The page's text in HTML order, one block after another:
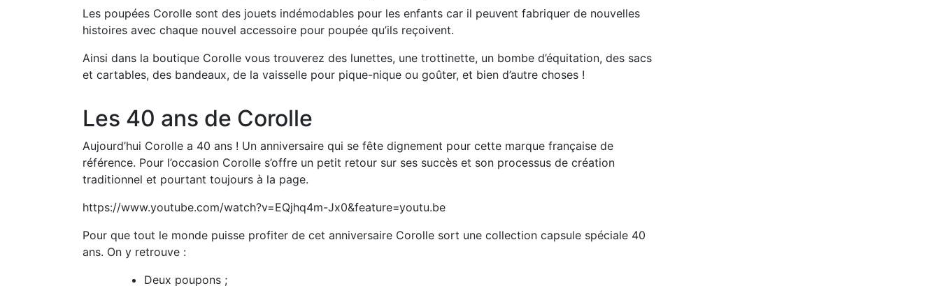
Les poupées Corolle sont des jouets indémodables pour les enfants car il peuvent fabriquer de nouvelles
histoires avec chaque nouvel accessoire pour poupée qu’ils reçoivent.
Ainsi dans la boutique Corolle vous trouverez des lunettes, une trottinette, un bombe d’équitation, des sacs
et cartables, des bandeaux, de la vaisselle pour pique-nique ou goûter, et bien d’autre choses !
Les 40 ans de Corolle
Aujourd’hui Corolle a 40 ans ! Un anniversaire qui se fête dignement pour cette marque française de
référence. Pour l’occasion Corolle s’offre un petit retour sur ses succès et son processus de création
traditionnel et pourtant toujours à la page.
https://www.youtube.com/watch?v=EQjhq4m-Jx0&feature=youtu.be
Pour que tout le monde puisse profiter de cet anniversaire Corolle sort une collection capsule spéciale 40
ans. On y retrouve :
Deux poupons ;